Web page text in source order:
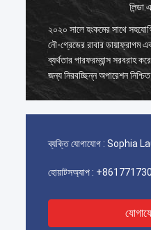
২০২০ সালে হংকমের সাথে
নৌ-গ্রেডের রাবার ডায়াফ্রাগম
ব্যর্থতার পারফরম্যান্স সরবরাহ
জন্য নিরবচ্ছিন্ন অপারেশন
সিস্টেম, এবং এলএনজি ক্যারিয়ার
ব্যক্তি যোগাযোগ : Sophia
হোয়াটসঅ্যাপ :